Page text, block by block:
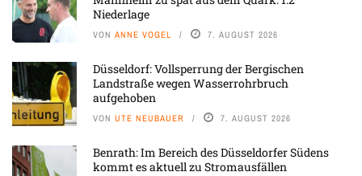
Niederlage
VON ANNE VOGEL 7. AUGUST 2026
Düsseldorf: Vollsperrung der Bergischen
Landstraße wegen Wasserrohrbruch
aufgehoben
VON UTE NEUBAUER 7. AUGUST 2026
Benrath: Im Bereich des Düsseldorfer Südens
kommt es aktuell zu Stromausfällen